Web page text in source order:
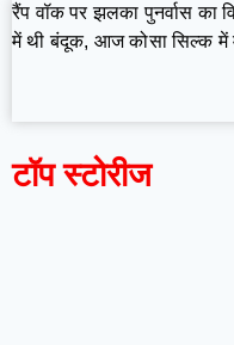
रैंप वॉक पर झलका पुनर्वास का
में थी बंदूक, आज कोसा सिल्क में
टॉप स्टोरीज